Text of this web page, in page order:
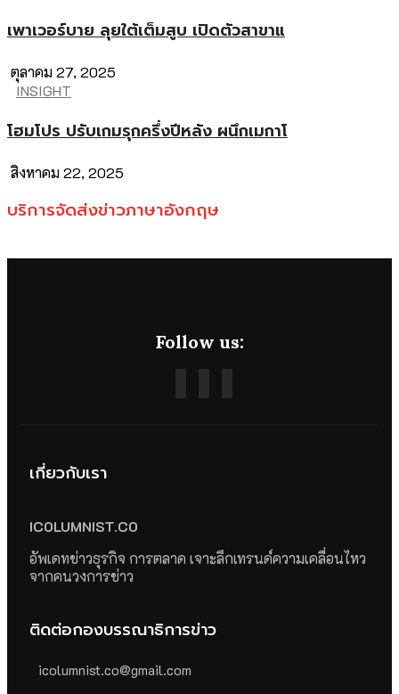
เพาเวอร์บาย ลุยใต้เต็มสูบ เปิดตัวสาขาแ
ตุลาคม 27, 2025
INSIGHT
โฮมโปร ปรับเกมรุกครึ่งปีหลัง ผนึกเมกาโ
สิงหาคม 22, 2025
บริการจัดส่งข่าวภาษาอังกฤษ
Follow us:
เกี่ยวกับเรา
ICOLUMNIST.CO
อัพเดทข่าวธุรกิจ การตลาด เจาะลึกเทรนด์ความเคลื่อนไหว
จากคนวงการข่าว
ติดต่อกองบรรณาธิการข่าว
icolumnist.co@gmail.com